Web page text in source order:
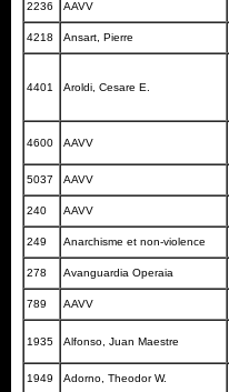
2236 AAVV
4218 Ansart, Pierre
4401 Aroldi, Cesare E.
4600 AAVV
5037 AAVV
240 AAVV
249 Anarchisme et non-violence
278 Avanguardia Operaia
789 AAVV
1935 Alfonso, Juan Maestre
1949 Adorno, Theodor W.